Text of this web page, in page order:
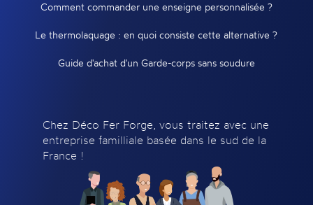
Comment commander une enseigne personnalisée ?
Le thermolaquage : en quoi consiste cette alternative ?
Guide d'achat d'un Garde-corps sans soudure
Chez Déco Fer Forge, vous traitez avec une
entreprise familliale basée dans le sud de la
France !